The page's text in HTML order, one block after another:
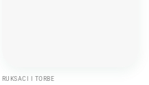
RUKSACI I TORBE